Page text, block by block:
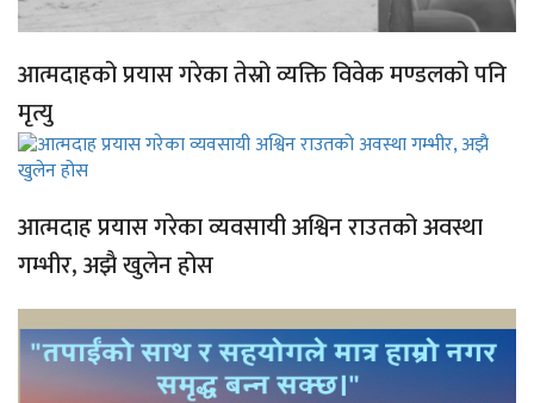
आत्मदाहको प्रयास गरेका तेस्रो व्यक्ति विवेक मण्डलको पनि
मृत्यु
आत्मदाह प्रयास गरेका व्यवसायी अश्विन राउतको अवस्था
गम्भीर, अझै खुलेन होस